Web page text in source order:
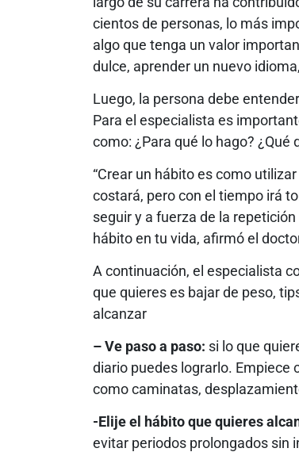
cientos de personas, lo más
algo que tenga un valor
dulce, aprender un nuevo
Luego, la persona debe
Para el especialista es
como: ¿Para qué lo hago?
“Crear un hábito es como
costará, pero con el tiempo irá
seguir y a fuerza de la
hábito en tu vida, afirmó el
A continuación, el especialista
que quieres es bajar de peso,
alcanzar
– Ve paso a paso: si lo que
diario puedes lograrlo. Empiece
como caminatas,
-Elije el hábito que quieres
evitar periodos prolongados sin